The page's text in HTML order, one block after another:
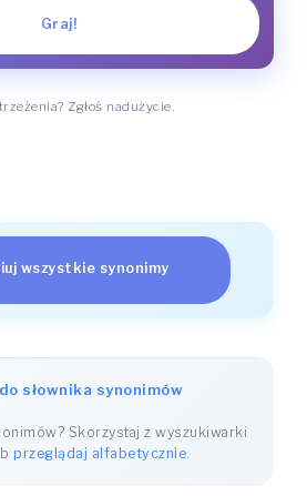
Graj!
Zgłoś nadużycie.
wszystkie synonimy
słownika synonimów
Skorzystaj z wyszukiwarki
przeglądaj alfabetycznie